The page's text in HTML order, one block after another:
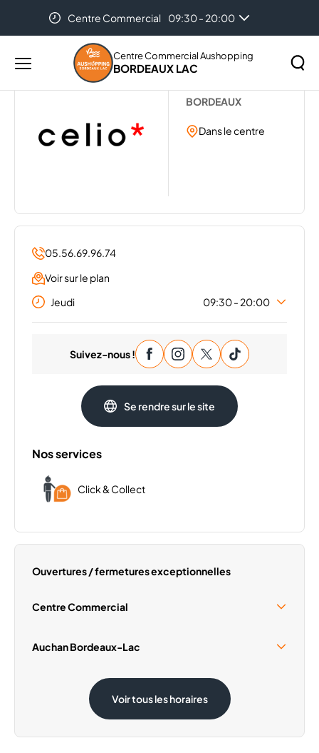
Centre Commercial 09:30 - 20:00
Menu
principal
Centre Commercial Aushopping
BORDEAUX LAC
... CELIO
BORDEAUX
Dans le centre
05.56.69.96.74
Voir sur le plan
Jeudi
09:30 - 20:00
09:30 - 20:00
Mardi
09:30 - 20:00
Vendredi
09:30 - 20:00
Samedi
09:30 - 20:00
Suivez-nous !
Se rendre sur le site
Nos services
Click & Collect
Ouvertures / fermetures exceptionnelles
Centre Commercial
Samedi 15 Août
Auchan Bordeaux-Lac
Samedi 15 Août 08:30 - 20:00
Voir tous les horaires